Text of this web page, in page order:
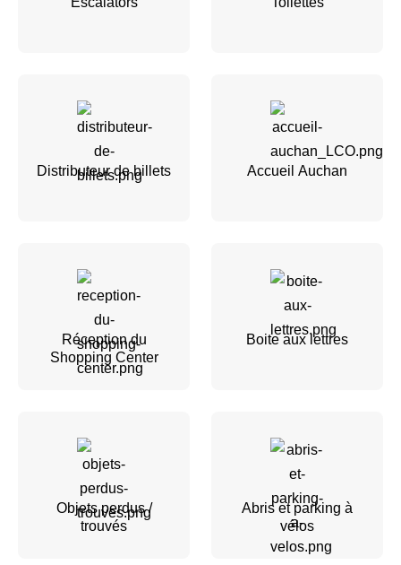
Distributeur de billets Accueil Auchan
Réception du
Shopping Center
Boite aux lettres
Objets perdus /
trouvés
Abris et parking à
vélos